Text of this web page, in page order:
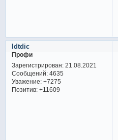
Idtdic
Профи
Зарегистрирован: 21.08.2021
Сообщений:4635
Уважение: +7275
Позитив: +11609